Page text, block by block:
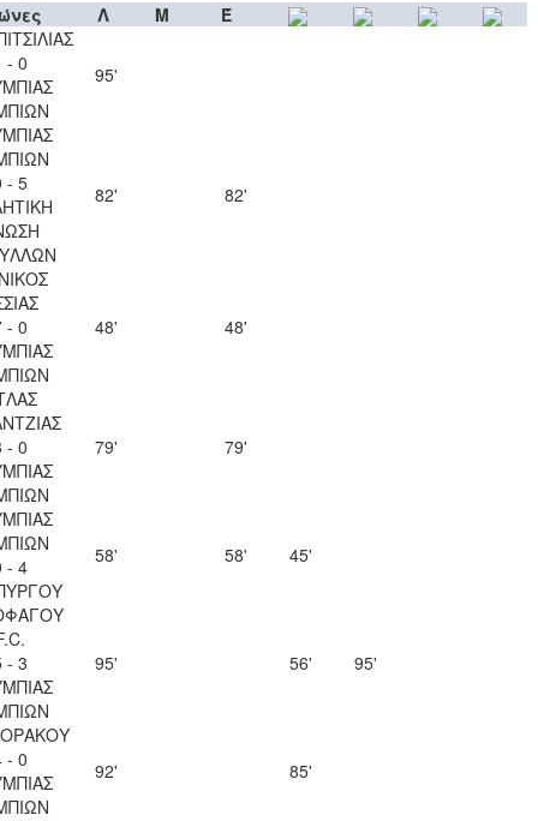
Λ Μ
Έ
- 0
95'
- 5
82' 82'
- 0
48' 48'
- 0
79' 79'
- 4
58' 58' 45'
- 3
95' 56' 95'
- 0
92' 85'